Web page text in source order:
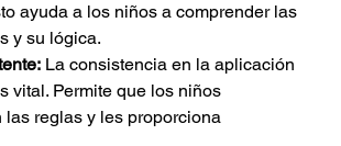
ayuda a los niños a comprender las
y su lógica.
La consistencia en la aplicación
vital. Permite que los niños
las reglas y les proporciona